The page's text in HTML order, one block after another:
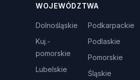
WOJEWÓDZTWA
Dolnośląskie
Kuj.-
pomorskie
Lubelskie
Podkarpackie
Podlaskie
Pomorskie
Śląskie